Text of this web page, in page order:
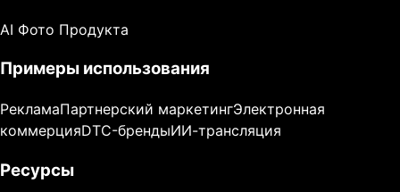
AI Фото Продукта
Примеры использования
РекламаПартнерский маркетингЭлектронная
коммерцияDTC-брендыИИ-трансляция
Ресурсы